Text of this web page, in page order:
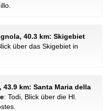
40.3 km: Skigebiet
über das Skigebiet in
43.9 km: Santa Maria della
: Todi, Blick über die Hl.